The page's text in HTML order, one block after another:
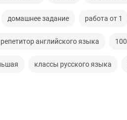
домашнее задание работа от 1
репетитор английского языка 100
классы русского языка